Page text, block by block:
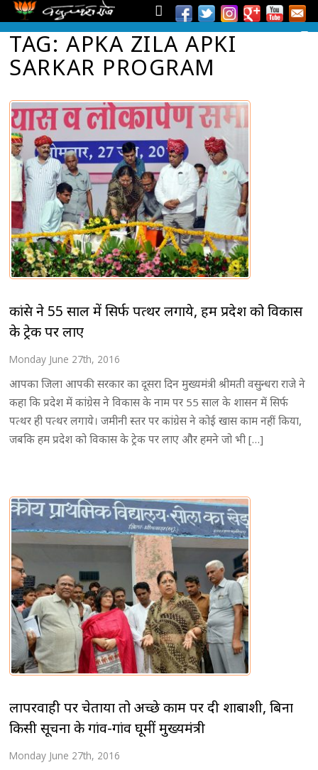
TAG: APKA ZILA APKI
SARKAR PROGRAM
कांग्रेस ने 55 साल में सिर्फ पत्थर लगाये, हम प्रदेश को विकास
के ट्रेक पर लाए
Monday June 27th, 2016
आपका जिला आपकी सरकार का दूसरा दिन मुख्यमंत्री श्रीमती वसुन्धरा राजे ने
कहा कि प्रदेश में कांग्रेस ने विकास के नाम पर 55 साल के शासन में सिर्फ
पत्थर ही पत्थर लगाये। जमीनी स्तर पर कांग्रेस ने कोई खास काम नहीं किया,
जबकि हम प्रदेश को विकास के ट्रेक पर लाए और हमने जो भी […]
लापरवाही पर चेताया तो अच्छे काम पर दी शाबाशी, बिना
किसी सूचना के गांव-गांव घूमीं मुख्यमंत्री
Monday June 27th, 2016